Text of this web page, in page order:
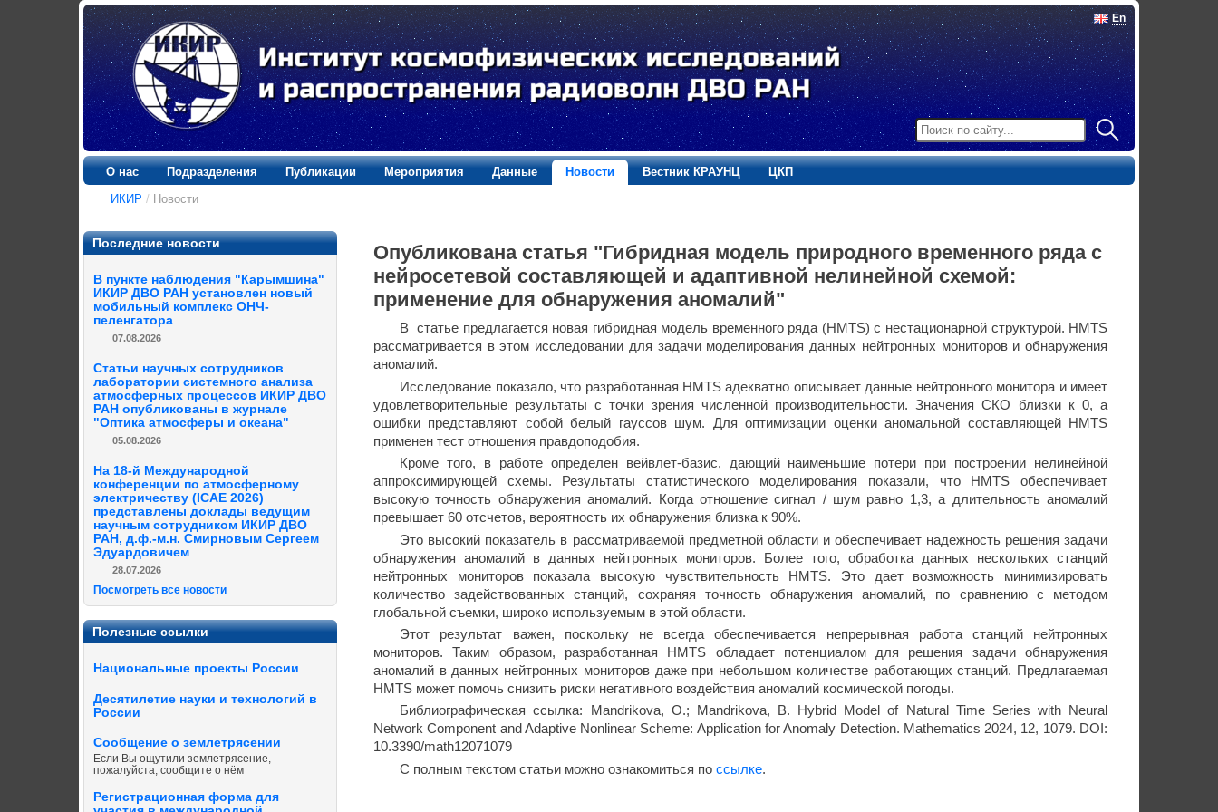
En
О нас Подразделения Публикации Мероприятия Данные Новости Вестник КРАУНЦ
ЦКП
ИКИР / Новости
Последние новости
В пункте наблюдения "Карымшина"
ИКИР ДВО РАН установлен новый
мобильный комплекс ОНЧ-
пеленгатора
07.08.2026
Статьи научных сотрудников
лаборатории системного анализа
атмосферных процессов ИКИР ДВО
РАН опубликованы в журнале
"Оптика атмосферы и океана"
05.08.2026
На 18-й Международной
конференции по атмосферному
электричеству (ICAE 2026)
представлены доклады ведущим
научным сотрудником ИКИР ДВО
РАН, д.ф.-м.н. Смирновым Сергеем
Эдуардовичем
28.07.2026
Посмотреть все новости
Полезные ссылки
Национальные проекты России
Десятилетие науки и технологий в
России
Сообщение о землетрясении
Если Вы ощутили землетрясение,
пожалуйста, сообщите о нём
Регистрационная форма для
Опубликована статья "Гибридная модель природного временного ряда с
нейросетевой составляющей и адаптивной нелинейной схемой:
применение для обнаружения аномалий"
В статье предлагается новая гибридная модель временного ряда (HMTS) с нестационарной структурой. HMTS
рассматривается в этом исследовании для задачи моделирования данных нейтронных мониторов и обнаружения
аномалий.
Исследование показало, что разработанная HMTS адекватно описывает данные нейтронного монитора и имеет
удовлетворительные результаты с точки зрения численной производительности. Значения СКО близки к 0, а
ошибки представляют собой белый гауссов шум. Для оптимизации оценки аномальной составляющей HMTS
применен тест отношения правдоподобия.
Кроме того, в работе определен вейвлет-базис, дающий наименьшие потери при построении нелинейной
аппроксимирующей схемы. Результаты статистического моделирования показали, что HMTS обеспечивает
высокую точность обнаружения аномалий. Когда отношение сигнал / шум равно 1,3, а длительность аномалий
превышает 60 отсчетов, вероятность их обнаружения близка к 90%.
Это высокий показатель в рассматриваемой предметной области и обеспечивает надежность решения задачи
обнаружения аномалий в данных нейтронных мониторов. Более того, обработка данных нескольких станций
нейтронных мониторов показала высокую чувствительность HMTS. Это дает возможность минимизировать
количество задействованных станций, сохраняя точность обнаружения аномалий, по сравнению с методом
глобальной съемки, широко используемым в этой области.
Этот результат важен, поскольку не всегда обеспечивается непрерывная работа станций нейтронных
мониторов. Таким образом, разработанная HMTS обладает потенциалом для решения задачи обнаружения
аномалий в данных нейтронных мониторов даже при небольшом количестве работающих станций. Предлагаемая
HMTS может помочь снизить риски негативного воздействия аномалий космической погоды.
Библиографическая ссылка: Mandrikova, O.; Mandrikova, B. Hybrid Model of Natural Time Series with Neural
Network Component and Adaptive Nonlinear Scheme: Application for Anomaly Detection. Mathematics 2024, 12, 1079. DOI:
10.3390/math12071079
С полным текстом статьи можно ознакомиться поссылке.